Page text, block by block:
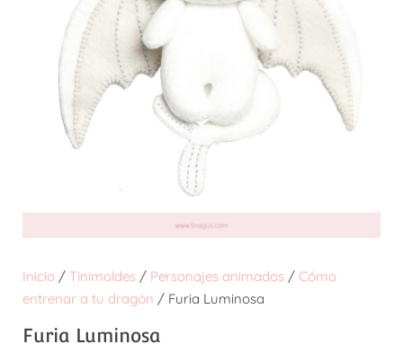
Inicio/ Tinimoldes/ Personajes animados/ Cómo
entrenar a tu dragón / Furia Luminosa
Furia Luminosa